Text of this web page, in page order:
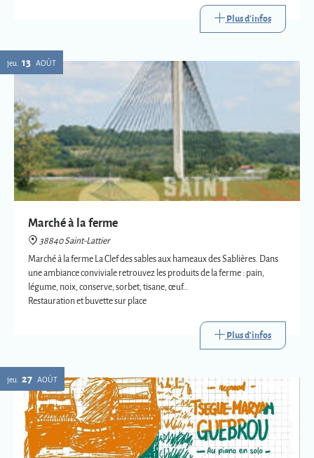
Plus d'infos
jeu. 13 AOÛT
Marché à la ferme
38840 Saint-Lattier
Marché à la ferme La Clef des sables aux hameaux des Sablières. Dans
une ambiance conviviale retrouvez les produits de la ferme : pain,
légume, noix, conserve, sorbet, tisane, œuf…
Restauration et buvette sur place
Plus d'infos
jeu. 27 AOÛT